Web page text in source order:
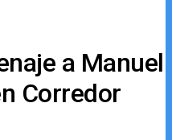
a Manuel
Corredor